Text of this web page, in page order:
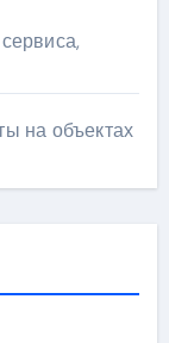
на объектах